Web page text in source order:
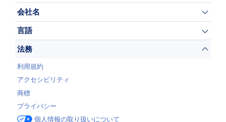
会社名
言語
法務
利用規約
アクセシビリティ
商標
プライバシー
個人情報の取り扱いについて